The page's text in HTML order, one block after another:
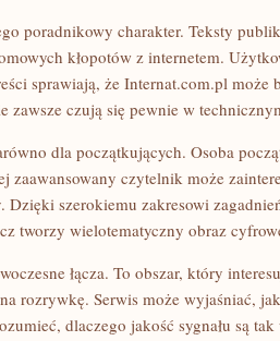
poradnikowy charakter. Teksty
kłopotów z internetem.
sprawiają, że Internat.com.pl może
zawsze czują się pewnie w
dla początkujących. Osoba
zaawansowany czytelnik może
Dzięki szerokiemu zakresowi
tworzy wielotematyczny obraz
łącza. To obszar, który
rozrywkę. Serwis może wyjaśniać,
dlaczego jakość sygnału są